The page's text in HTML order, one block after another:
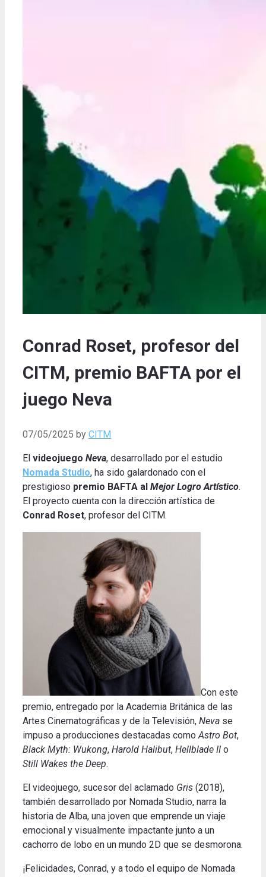
Conrad Roset, profesor del
CITM, premio BAFTA por el
juego Neva
07/05/2025 by CITM
El videojuego Neva, desarrollado por el estudio
Nomada Studio, ha sido galardonado con el
prestigioso premio BAFTA al Mejor Logro Artístico.
El proyecto cuenta con la dirección artística de
Conrad Roset, profesor del CITM.
Con este
premio, entregado por la Academia Británica de las
Artes Cinematográficas y de la Televisión, Neva se
impuso a producciones destacadas comoAstro Bot,
Black Myth: Wukong, Harold Halibut, Hellblade II o
Still Wakes the Deep.
El videojuego, sucesor del aclamado Gris (2018),
también desarrollado por Nomada Studio, narra la
historia de Alba, una joven que emprende un viaje
emocional y visualmente impactante junto a un
cachorro de lobo en un mundo 2D que se desmorona.
¡Felicidades, Conrad, y a todo el equipo de Nomada